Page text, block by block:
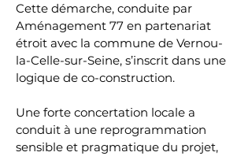
Cette démarche, conduite par
Aménagement 77 en partenariat
étroit avec la commune de Vernou-
la-Celle-sur-Seine, s’inscrit dans une
logique de co-construction.
Une forte concertation locale a
conduit à une reprogrammation
sensible et pragmatique du projet,